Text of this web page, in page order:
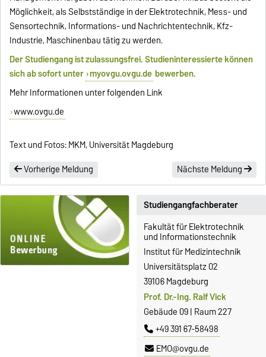
Möglichkeit, als Selbstständige in der Elektrotechnik, Mess- und
Sensortechnik, Informations- und Nachrichtentechnik, Kfz-
Industrie, Maschinenbau tätig zu werden.
Der Studiengang ist zulassungsfrei. Studieninteressierte können
sich ab sofort unter myovgu.ovgu.de bewerben.
Mehr Informationen unter folgenden Link
www.ovgu.de
Text und Fotos: MKM, Universität Magdeburg
Vorherige Meldung
Nächste Meldung
Studiengangfachberater
Fakultät für Elektrotechnik
und Informationstechnik
Institut für Medizintechnik
Universitätsplatz 02
39106 Magdeburg
Prof. Dr.-Ing. Ralf Vick
Gebäude 09 | Raum 227
+49 391 67-58498
EMO@ovgu.de